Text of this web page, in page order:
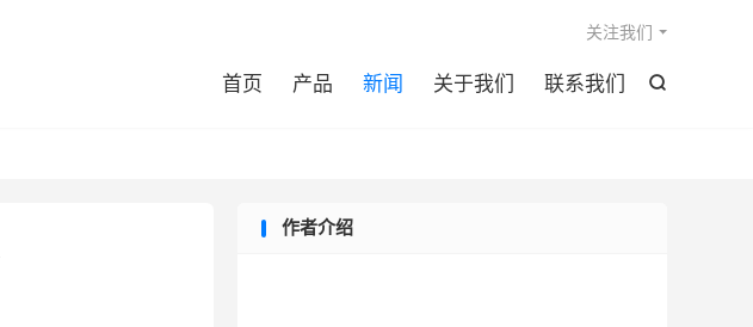

首页 产品 新闻 关于我们 联系我们
关注我们
作者介绍